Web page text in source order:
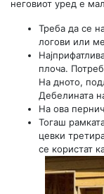
неговиот уред е
Треба да се
логови или
плоча.
На дното,
Дебелината
На ова
Тогаш
цевки
се користат